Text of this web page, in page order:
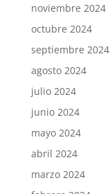
noviembre 2024
octubre 2024
septiembre 2024
agosto 2024
julio 2024
junio 2024
mayo 2024
abril 2024
marzo 2024